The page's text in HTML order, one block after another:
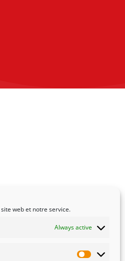
web et notre service.
Always active